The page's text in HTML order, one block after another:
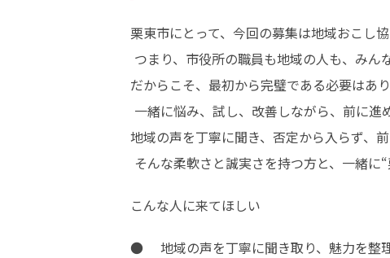
栗東市にとって、今回の募集は地域おこし
だからこそ、最初から完璧である必要はあり
地域の声を丁寧に聞き、否定から入らず、
そんな柔軟さと誠実さを持つ方と、一緒に
こんな人に来てほしい
●	 地域の声を丁寧に聞き取り、魅力を整理して伝えることが好きな人